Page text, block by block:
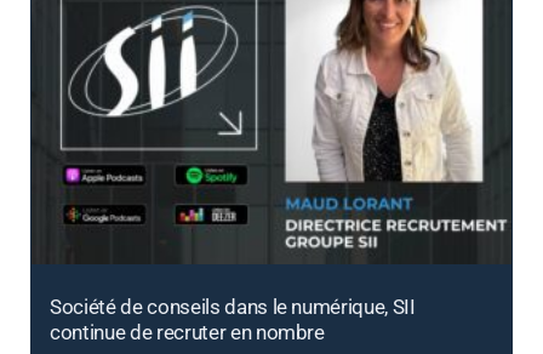
Société de conseils dans le numérique, SII
continue de recruter en nombre